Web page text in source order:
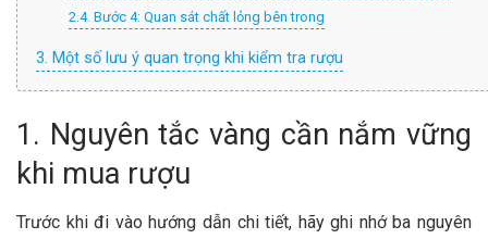
2.4. Bước 4: Quan sát chất lỏng bên trong
3. Một số lưu ý quan trọng khi kiểm tra rượu
1. Nguyên tắc vàng cần nắm vững
khi mua rượu
Trước khi đi vào hướng dẫn chi tiết, hãy ghi nhớ ba nguyên